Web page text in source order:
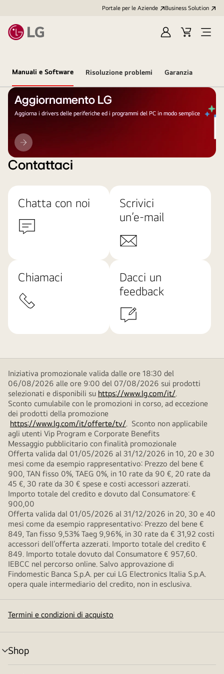
Portale per le Aziende Business Solution
AccediCart
Open
Manuali e Software Risoluzione problemi Garanzia
Aggiornamento LG
Aggiorna i drivers delle periferiche ed i programmi del PC in modo semplice
Aggiornamento
LG
Contattaci
Chatta con noi
Scrivici
un’e-mail
Chiamaci
Dacci un
feedback
Iniziativa promozionale valida dalle ore 18:30 del
06/08/2026 alle ore 9:00 del 07/08/2026 sui prodotti
selezionati e disponibili su https://www.lg.com/it/.
Sconto cumulabile con le promozioni in corso, ad eccezione
dei prodotti della promozione
https://www.lg.com/it/offerte/tv/. Sconto non applicabile
agli utenti Vip Program e Corporate Benefits
Messaggio pubblicitario con finalità promozionale
Offerta valida dal 01/05/2026 al 31/12/2026 in 10, 20 e 30
mesi come da esempio rappresentativo: Prezzo del bene €
900, TAN fisso 0%, TAEG 0%, in 10 rate da 90 €, 20 rate da
45 €, 30 rate da 30 € spese e costi accessori azzerati.
Importo totale del credito e dovuto dal Consumatore: €
900,00
Offerta valida dal 01/05/2026 al 31/12/2026 in 20, 30 e 40
mesi come da esempio rappresentativo: Prezzo del bene €
849, Tan fisso 9,53% Taeg 9,96%, in 30 rate da € 31,92 costi
accessori dell’offerta azzerati. Importo totale del credito €
849. Importo totale dovuto dal Consumatore € 957,60.
IEBCC nel percorso online. Salvo approvazione di
Findomestic Banca S.p.A. per cui LG Electronics Italia S.p.A.
opera quale intermediario del credito, non in esclusiva.
Termini e condizioni di acquisto
Shop
Attivazione
menu